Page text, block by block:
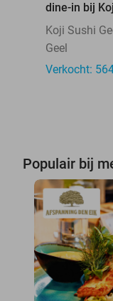
dine-in bij
Koji Sushi
Geel
Verkocht:
Populair bij